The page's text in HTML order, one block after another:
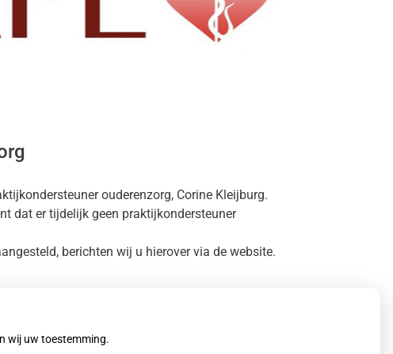
ouderenzorg, Corine Kleijburg.
dat er tijdelijk geen praktijkondersteuner
berichten wij u hierover via de website.
wij uw toestemming.